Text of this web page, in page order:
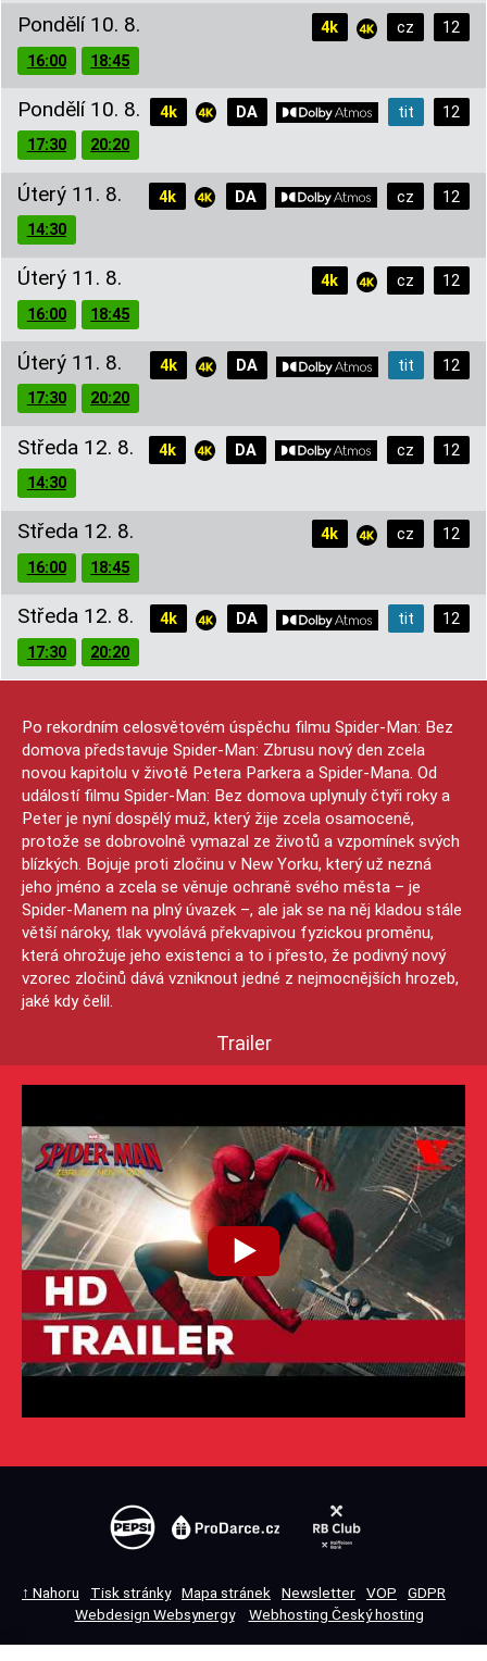
Pondělí 10. 8. 12
cz
4k
16:00
18:45
Pondělí 10. 8. 12
tit
4k
DA
17:30
20:20
Úterý 11. 8. 12
cz
4k
DA
14:30
Úterý 11. 8. 12
cz
4k
16:00
18:45
Úterý 11. 8. 12
tit
4k
DA
17:30
20:20
Středa 12. 8. 12
cz
4k
DA
14:30
Středa 12. 8. 12
cz
4k
16:00
18:45
Středa 12. 8. 12
tit
4k
DA
17:30
20:20
Po rekordním celosvětovém úspěchu filmu Spider-Man: Bez
domova představuje Spider-Man: Zbrusu nový den zcela
novou kapitolu v životě Petera Parkera a Spider-Mana. Od
událostí filmu Spider-Man: Bez domova uplynuly čtyři roky a
Peter je nyní dospělý muž, který žije zcela osamoceně,
protože se dobrovolně vymazal ze životů a vzpomínek svých
blízkých. Bojuje proti zločinu v New Yorku, který už nezná
jeho jméno a zcela se věnuje ochraně svého města – je
Spider-Manem na plný úvazek –, ale jak se na něj kladou stále
větší nároky, tlak vyvolává překvapivou fyzickou proměnu,
která ohrožuje jeho existenci a to i přesto, že podivný nový
vzorec zločinů dává vzniknout jedné z nejmocnějších hrozeb,
jaké kdy čelil.
Trailer
↑ Nahoru Tisk stránky Mapa stránek Newsletter VOP
GDPR
Webdesign Websynergy
Webhosting Český hosting